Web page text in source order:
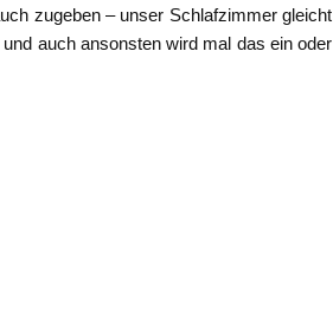
zugeben – unser Schlafzimmer gleicht
auch ansonsten wird mal das ein oder